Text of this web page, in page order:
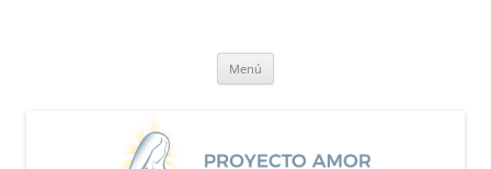
Menú